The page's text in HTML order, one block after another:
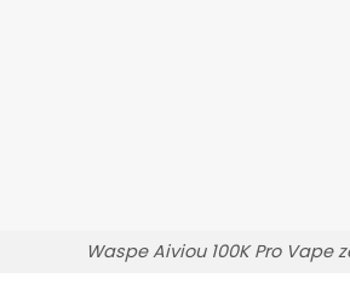
Waspe Aiviou 100K Pro